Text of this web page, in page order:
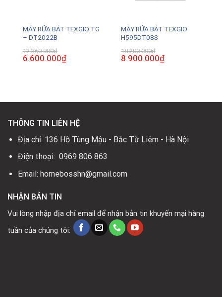
MÁY RỬA BÁT TEXGIO TG
– DT2022B
12.360.000₫
Giá
gốc
6.600.000₫Giá
hiện
MÁY RỬA BÁT TEXGIO
H595DT08S
18.200.000₫
Giá
gốc
8.900.000₫Giá
hiện
THÔNG TIN LIÊN HỆ
Địa chỉ: 136 Hồ Tùng Mậu - Bắc Từ Liêm - Hà Nội
Điện thoại: 0969 806 863
Email: homebosshn@gmail.com
NHẬN BẢN TIN
Vui lòng nhập địa chỉ email để nhận bản tin khuyến mại hàng
tuần của chúng tôi: